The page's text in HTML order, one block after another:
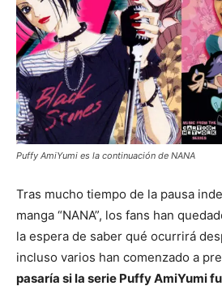
Puffy AmiYumi es la continuación de NANA
Tras mucho tiempo de la pausa
manga “NANA”, los fans han
la espera de saber qué ocurrirá
incluso varios han comenzado a
pasaría si la serie Puffy AmiYumi